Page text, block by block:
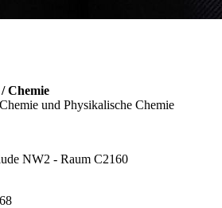
Chemie
und Physikalische Chemie
NW2 - Raum C2160